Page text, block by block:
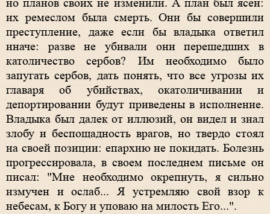
но планов своих не изменили. А план был ясен:
их ремеслом была смерть. Они бы совершили
преступление, даже если бы владыка ответил
иначе: разве не убивали они перешедших в
католичество сербов? Им необходимо было
запугать сербов, дать понять, что все угрозы их
главаря об убийствах, окатоличивании и
депортировании будут приведены в исполнение.
Владыка был далек от иллюзий, он видел и знал
злобу и беспощадность врагов, но твердо стоял
на своей позиции: епархию не покидать. Болезнь
прогрессировала, в своем последнем письме он
писал: "Мне необходимо окрепнуть, я сильно
измучен и ослаб... Я устремляю свой взор к
небесам, к Богу и уповаю на милость Его...".